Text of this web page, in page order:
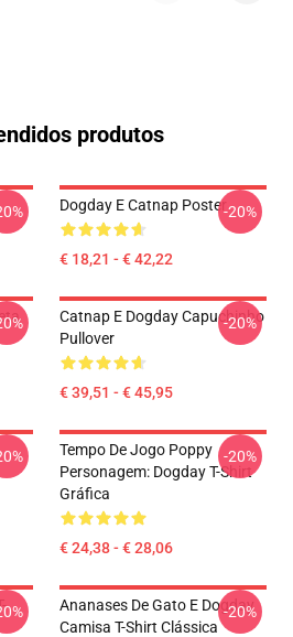
produtos
Dogday E Catnap Poster
€ 18,21 - € 42,22
-20%
Catnap E Dogday Capuchinho
Pullover
€ 39,51 - € 45,95
-20%
Tempo De Jogo Poppy
Personagem: Dogday T-Shirt
Gráfica
€ 24,38 - € 28,06
-20%
Ananases De Gato E Dogday
Camisa T-Shirt Clássica
-20%